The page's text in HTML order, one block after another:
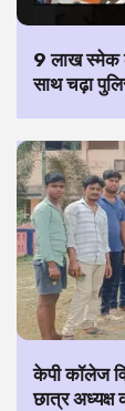
9 लाख स्मेक
साथ चढ़ा
केपी कॉलेज
छात्र अध्यक्ष